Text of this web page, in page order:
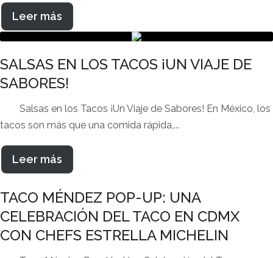
Leer más
SALSAS EN LOS TACOS ¡UN VIAJE DE
SABORES!
Salsas en los Tacos ¡Un Viaje de Sabores! En México, los
tacos son más que una comida rápida,...
Leer más
TACO MÉNDEZ POP-UP: UNA
CELEBRACIÓN DEL TACO EN CDMX
CON CHEFS ESTRELLA MICHELIN